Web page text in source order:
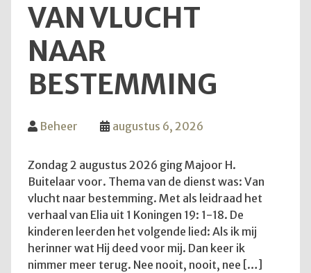
VAN VLUCHT
NAAR
BESTEMMING
Beheer augustus 6, 2026
Zondag 2 augustus 2026 ging Majoor H.
Buitelaar voor. Thema van de dienst was: Van
vlucht naar bestemming. Met als leidraad het
verhaal van Elia uit 1 Koningen 19: 1-18. De
kinderen leerden het volgende lied: Als ik mij
herinner wat Hij deed voor mij. Dan keer ik
nimmer meer terug. Nee nooit, nooit, nee […]